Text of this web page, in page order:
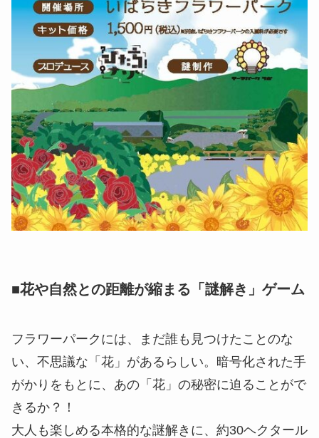
■花や自然との距離が縮まる「謎解き」ゲーム
フラワーパークには、まだ誰も見つけたことのな
い、不思議な「花」があるらしい。暗号化された手
がかりをもとに、あの「花」の秘密に迫ることがで
きるか？！
大人も楽しめる本格的な謎解きに、約30ヘクタール